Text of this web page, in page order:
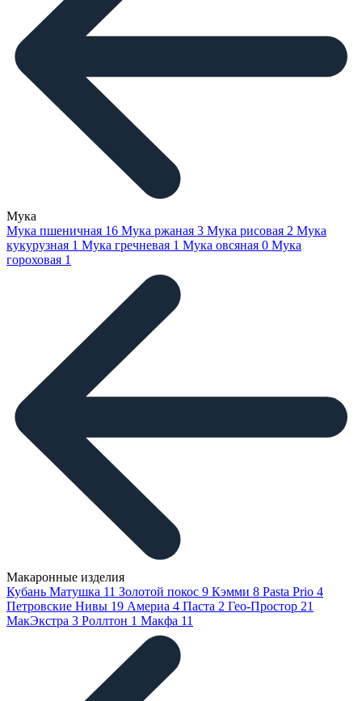
Мука
Мука пшеничная 16 Мука ржаная 3 Мука рисовая 2 Мука
кукурузная 1 Мука гречневая 1 Мука овсяная 0 Мука
гороховая 1
Макаронные изделия
Кубань Матушка 11 Золотой покос 9 Кэмми 8 Pasta Prio 4
Петровские Нивы 19 Америа 4 Паста 2 Гео-Простор 21
МакЭкстра 3 Роллтон 1 Макфа 11